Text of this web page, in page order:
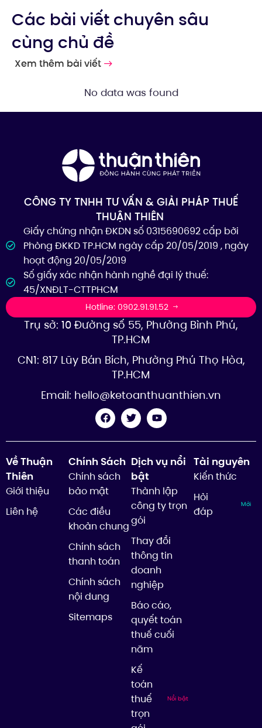
Các bài viết chuyên sâu
cùng chủ đề
Xem thêm bài viết
No data was found
CÔNG TY TNHH TƯ VẤN & GIẢI PHÁP THUẾ
THUẬN THIÊN
Giấy chứng nhận ĐKDN số 0315690692 cấp bởi
Phòng ĐKKD TP.HCM ngày cấp 20/05/2019 , ngày
hoạt động 20/05/2019
Số giấy xác nhận hành nghề đại lý thuế:
45/XNĐLT-CTTPHCM
Hotline: 0902.91.91.52
Trụ sở: 10 Đường số 55, Phường Bình Phú,
TP.HCM
CN1: 817 Lũy Bán Bích, Phường Phú Thọ Hòa,
TP.HCM
Email: hello@ketoanthuanthien.vn
Về Thuận
Thiên
Giới thiệu
Liên hệ
Chính Sách
Chính sách
bảo mật
Các điều
khoản chung
Chính sách
thanh toán
Chính sách
nội dung
Sitemaps
Dịch vụ nổi
bật
Thành lập
công ty trọn
gói
Thay đổi
thông tin
doanh
nghiệp
Báo cáo,
quyết toán
thuế cuối
năm
Kế
toán
thuế
trọn
Nổi bật
Tài nguyên
Kiến thức
Hỏi
đáp
Mới